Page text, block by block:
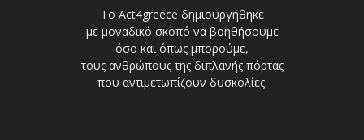
Το Act4greece δημιουργήθηκε
με μοναδικό σκοπό να βοηθήσουμε
όσο και όπως μπορούμε,
τους ανθρώπους της διπλανής πόρτας
που αντιμετωπίζουν δυσκολίες.